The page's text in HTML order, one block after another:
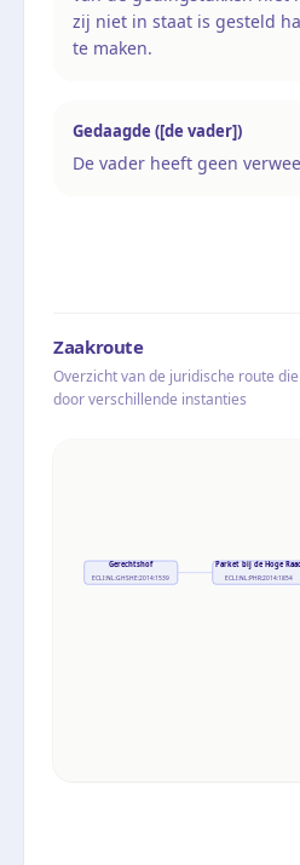
zij niet in staat is gesteld
te maken.
Gedaagde ([de vader])
De vader heeft geen
Zaakroute
Overzicht van de juridische route
door verschillende instanties
Gerechtshof
ECLI:NL:GHSHE:2014:1539
Parket bij de Hoge
ECLI:NL:PHR:2014:1854